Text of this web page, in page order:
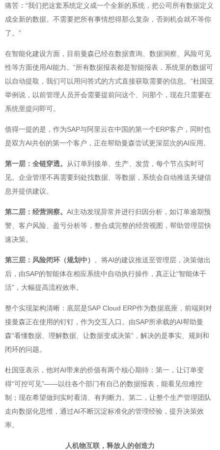
痛苦：“我们把这套系统定义成一个全新的系统，把公司所有数据定义
成全新的数据。不需要把所有事情想得那么复杂，否则机会就不等你
了。”
在智能化建设方面，目前曼森已经在数据查询、数据洞察、风险可见
性等方面使用AI能力。“所有数据报表都是智能报表，系统里的数据可
以自动提取，我们可以用问答式的方式直接获取需要的信息。”杜国亚
举例说，以前管理人员开会需要提前问这个、问那个，现在只需要在
系统里提问即可。
值得一提的是，作为SAP与阿里云在中国的第一个ERP客户，同时也
是双方AI共创的第一个客户，正在帮助曼森尝试更深层次的AI应用。
第一层：全链穿透。
从订单到接单、生产、发货，每个节点实时可
见。企业管理不再需要到处找数据、等数据，系统会自动推送关键信
息并提供建议。
第二层：经营洞察。 AI主动发现异常并进行归因分析，如订单逾期预
警、客户风险、盈亏分析等，整合成完整的经营视图，帮助管理层快
速决策。
第三层：风险闭环（规划中）
。将AI的建议推送至管理层，决策做出
后，由SAP的智能体在相应系统中自动执行操作，真正让“智能体干
活”，大幅提高流程效率。
整个实现架构清晰：底层是SAP Cloud ERP作为数据底座，前端则对
接曼森正在使用的钉钉，作为交互入口。由SAP所承载的AI帮助曼
森“看懂数据、理解数据、让数据变成决策”，解决的是事实、规则和
闭环的问题。
杜国亚表示，他对AI带来的价值有两个核心期待：第一，让订单变
得“可控可见”——以往各个部门有自己的数据报表，能看见但难控
制；现在希望做到实时看清、有判断力。第二，让整个生产管理团队
走向数据化思维，通过AI不断沉淀标准化的管理经验，提升决策效
率。
人机物互联，释放人的创造力